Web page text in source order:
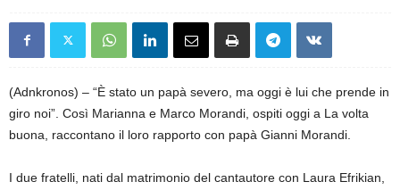
(Adnkronos) – “È stato un papà severo, ma oggi è lui che prende in
giro noi”. Così Marianna e Marco Morandi, ospiti oggi a La volta
buona, raccontano il loro rapporto con papà Gianni Morandi.
I due fratelli, nati dal matrimonio del cantautore con Laura Efrikian,